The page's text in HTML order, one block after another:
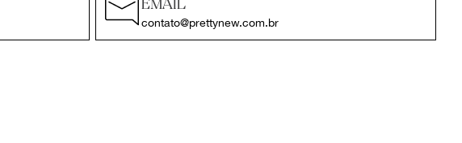
EMAIL
contato@prettynew.com.br